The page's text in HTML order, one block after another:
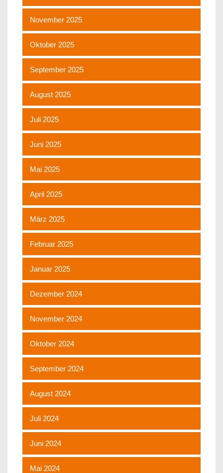
November 2025
Oktober 2025
September 2025
August 2025
Juli 2025
Juni 2025
Mai 2025
April 2025
März 2025
Februar 2025
Januar 2025
Dezember 2024
November 2024
Oktober 2024
September 2024
August 2024
Juli 2024
Juni 2024
Mai 2024